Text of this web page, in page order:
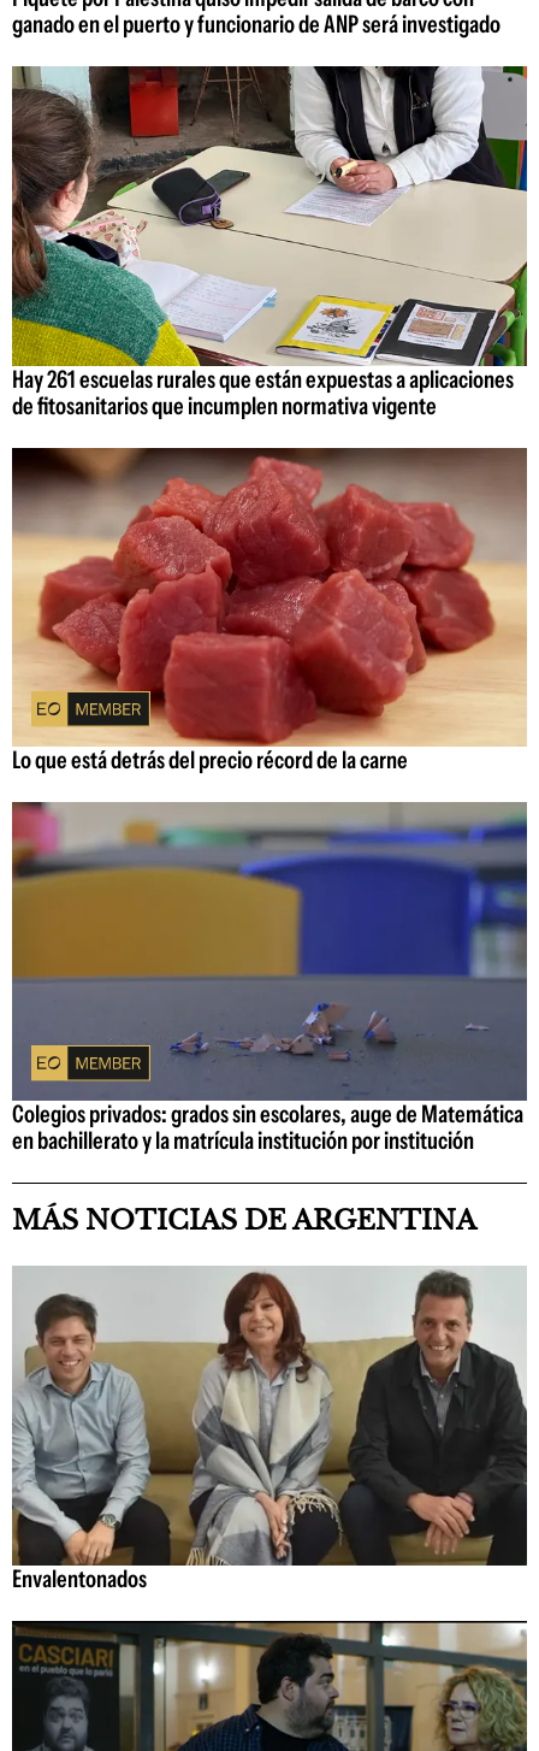
ganado en el puerto y funcionario de ANP será investigado
Hay 261 escuelas rurales que están expuestas a aplicaciones
de fitosanitarios que incumplen normativa vigente
Lo que está detrás del precio récord de la carne
Colegios privados: grados sin escolares, auge de Matemática
en bachillerato y la matrícula institución por institución
MÁS NOTICIAS DE ARGENTINA
Envalentonados